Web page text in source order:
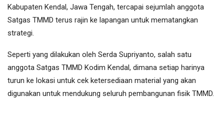
Kabupaten Kendal, Jawa Tengah, tercapai sejumlah anggota
Satgas TMMD terus rajin ke lapangan untuk mematangkan
strategi.
Seperti yang dilakukan oleh Serda Supriyanto, salah satu
anggota Satgas TMMD Kodim Kendal, dimana setiap harinya
turun ke lokasi untuk cek ketersediaan material yang akan
digunakan untuk mendukung seluruh pembangunan fisik TMMD.